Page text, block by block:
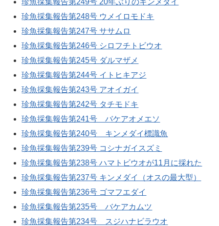
珍魚採集報告第248号 ウメイロモドキ
珍魚採集報告第247号 ササムロ
珍魚採集報告第246号 シロフチトビウオ
珍魚採集報告第245号 ダルマザメ
珍魚採集報告第244号 イトヒキアジ
珍魚採集報告第243号 アオイガイ
珍魚採集報告第242号 タチモドキ
珍魚採集報告第241号 バケアオメエソ
珍魚採集報告第240号 キンメダイ標識魚
珍魚採集報告第239号 コシナガイスズミ
珍魚採集報告第238号 ハマトビウオが11月に採れた
珍魚採集報告第237号 キンメダイ（オスの最大型）
珍魚採集報告第236号 ゴマフエダイ
珍魚採集報告第235号 バケアカムツ
珍魚採集報告第234号 スジハナビラウオ